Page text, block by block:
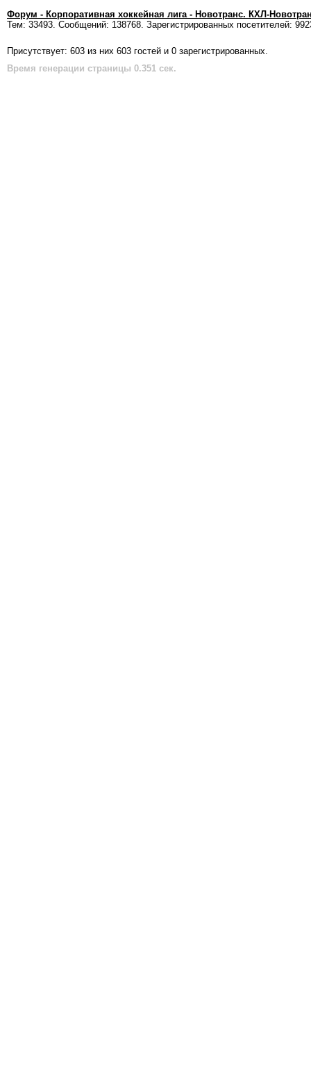
Форум - Корпоративная хоккейная лига - Новотранс. КХЛ-
Тем: 33493. Сообщений: 138768. Зарегистрированных посетителей:
Присутствует: 603 из них 603 гостей и 0 зарегистрированных.
Время генерации страницы 0.351 сек.